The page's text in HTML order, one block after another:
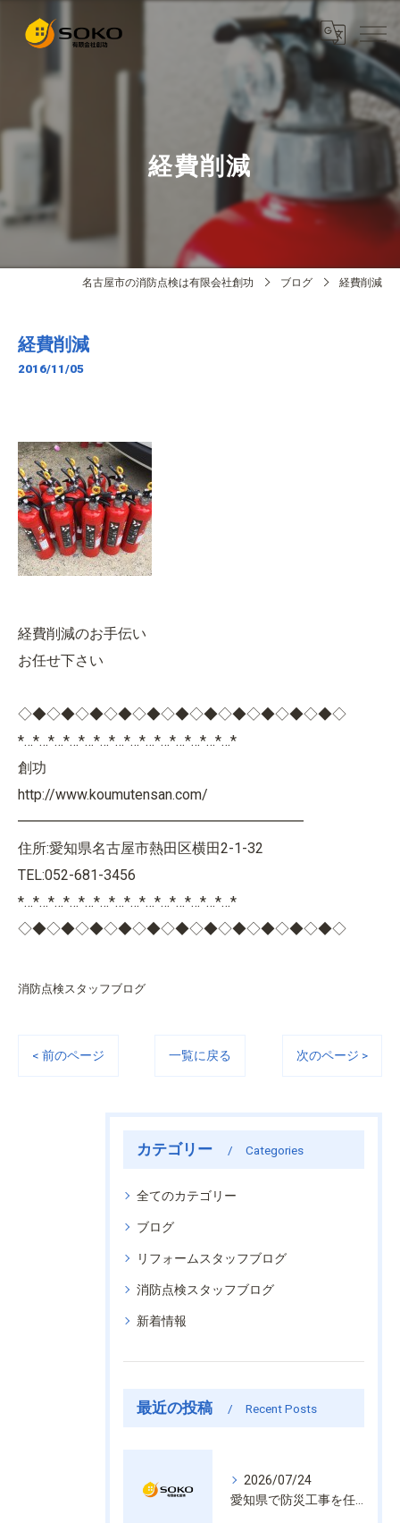
経費削減
名古屋市の消防点検は有限会社創功 ブログ 経費削減
経費削減
2016/11/05
経費削減のお手伝い
お任せ下さい
◇◆◇◆◇◆◇◆◇◆◇◆◇◆◇◆◇◆◇◆◇◆◇
*…*…*…*…*…*…*…*…*…*…*…*…*…*…*
創功
http://www.koumutensan.com/
━━━━━━━━━━━━━━━━━━━━
住所:愛知県名古屋市熱田区横田2-1-32
TEL:052-681-3456
*…*…*…*…*…*…*…*…*…*…*…*…*…*…*
◇◆◇◆◇◆◇◆◇◆◇◆◇◆◇◆◇◆◇◆◇◆◇
消防点検スタッフブログ
< 前のページ 一覧に戻る 次のページ >
カテゴリー Categories
全てのカテゴリー
ブログ
リフォームスタッフブログ
消防点検スタッフブログ
新着情報
最近の投稿 Recent Posts
2026/07/24